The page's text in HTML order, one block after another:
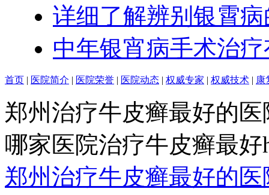
详细了解辨别银霄
中年银宵病手术治
首页 | 医院简介 | 医院荣誉 | 医院动态 | 权威专家 | 权威技术 | 康
郑州治疗牛皮癣最好的
哪家医院治疗牛皮癣最好
郑州治疗牛皮癣最好的